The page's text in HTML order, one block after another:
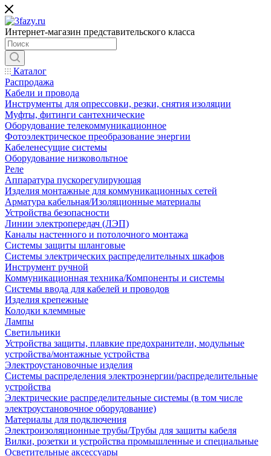
Интернет-магазин представительского класса
Каталог
Распродажа
Кабели и провода
Инструменты для опрессовки, резки, снятия изоляции
Муфты, фитинги сантехнические
Оборудование телекоммуникационное
Фотоэлектрическое преобразование энергии
Кабеленесущие системы
Оборудование низковольтное
Реле
Аппаратура пускорегулирующая
Изделия монтажные для коммуникационных сетей
Арматура кабельная/Изоляционные материалы
Устройства безопасности
Линии электропередач (ЛЭП)
Каналы настенного и потолочного монтажа
Системы защиты шланговые
Системы электрических распределительных шкафов
Инструмент ручной
Коммуникационная техника/Компоненты и системы
Системы ввода для кабелей и проводов
Изделия крепежные
Колодки клеммные
Лампы
Светильники
Устройства защиты, плавкие предохранители, модульные
устройства/монтажные устройства
Электроустановочные изделия
Системы распределения электроэнергии/распределительные
устройства
Электрические распределительные системы (в том числе
электроустановочное оборудование)
Материалы для подключения
Электроизоляционные трубы/Трубы для защиты кабеля
Вилки, розетки и устройства промышленные и специальные
Осветительные аксессуары